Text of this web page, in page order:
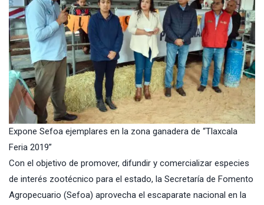
Expone Sefoa ejemplares en la zona ganadera de “Tlaxcala
Feria 2019”
Con el objetivo de promover, difundir y comercializar especies
de interés zootécnico para el estado, la Secretaría de Fomento
Agropecuario (Sefoa) aprovecha el escaparate nacional en la